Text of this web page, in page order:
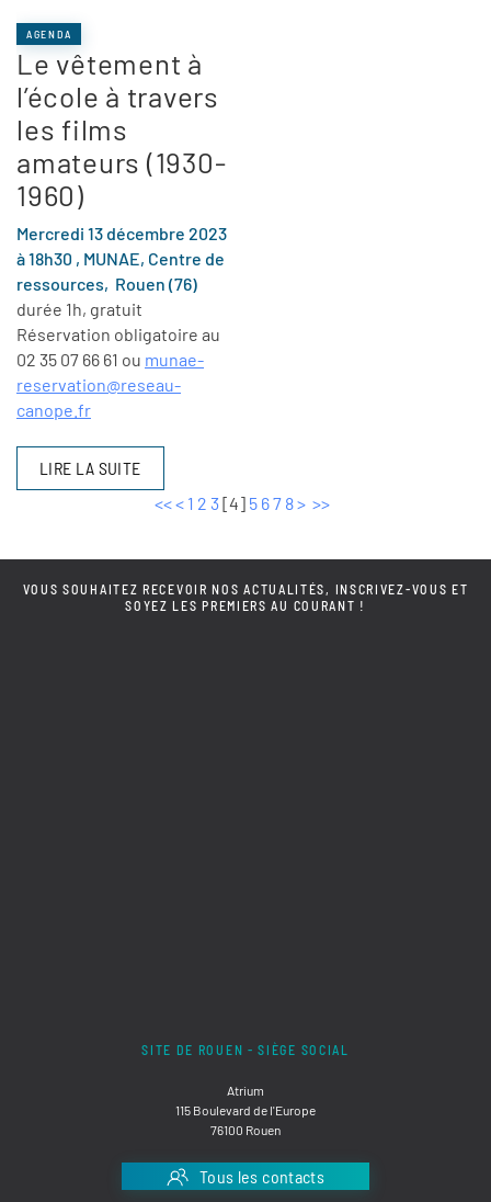
AGENDA
Le vêtement à
l’école à travers
les films
amateurs (1930-
1960)
Mercredi 13 décembre 2023
à 18h30 , MUNAE, Centre de
ressources, Rouen (76)
durée 1h, gratuit
Réservation obligatoire au
02 35 07 66 61 ou munae-
reservation@reseau-
canope.fr
LIRE LA SUITE
<<< 1 2 3[4] 5 67 8> >>
VOUS SOUHAITEZ RECEVOIR NOS ACTUALITÉS, INSCRIVEZ-VOUS ET
SOYEZ LES PREMIERS AU COURANT !
SITE DE ROUEN - SIÈGE SOCIAL
Atrium
115 Boulevard de l'Europe
76100 Rouen
Tous les contacts